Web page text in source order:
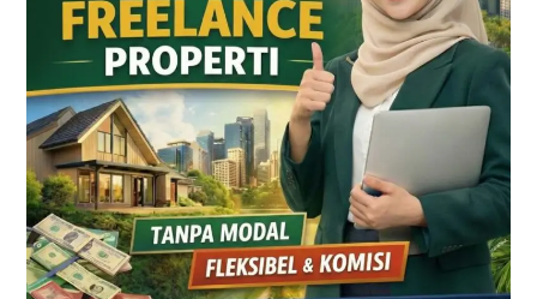
Peluang
Income
Properti
|
RDA
LAND